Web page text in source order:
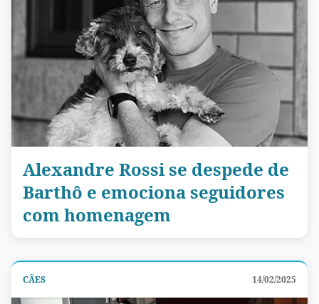
Alexandre Rossi se despede de
Barthô e emociona seguidores
com homenagem
CÃES 14/02/2025